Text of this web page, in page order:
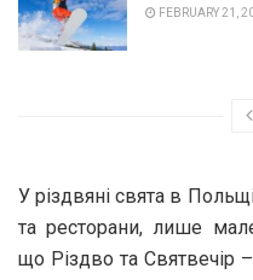
FEBRUARY 21,
У різдвяні свята в
та ресторани, лише
що Різдво та Святвечір